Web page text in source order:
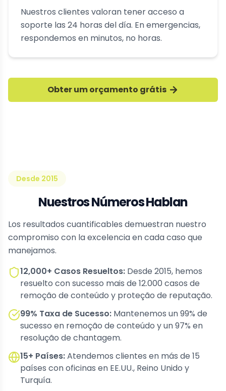
Nuestros clientes valoran tener acceso a
soporte las 24 horas del día. En emergencias,
respondemos en minutos, no horas.
Obter um orçamento grátis
Desde 2015
Nuestros Números Hablan
Los resultados cuantificables demuestran nuestro
compromiso con la excelencia en cada caso que
manejamos.
12,000+ Casos Resueltos: Desde 2015, hemos
resuelto con sucesso mais de 12.000 casos de
remoção de conteúdo y proteção de reputação.
99% Taxa de Sucesso: Mantenemos un 99% de
sucesso en remoção de conteúdo y un 97% en
resolução de chantagem.
15+ Países:Atendemos clientes en más de 15
países con oficinas en EE.UU., Reino Unido y
Turquía.